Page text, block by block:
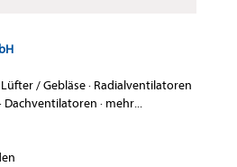
/ Gebläse· Radialventilatoren
· Dachventilatoren · mehr...